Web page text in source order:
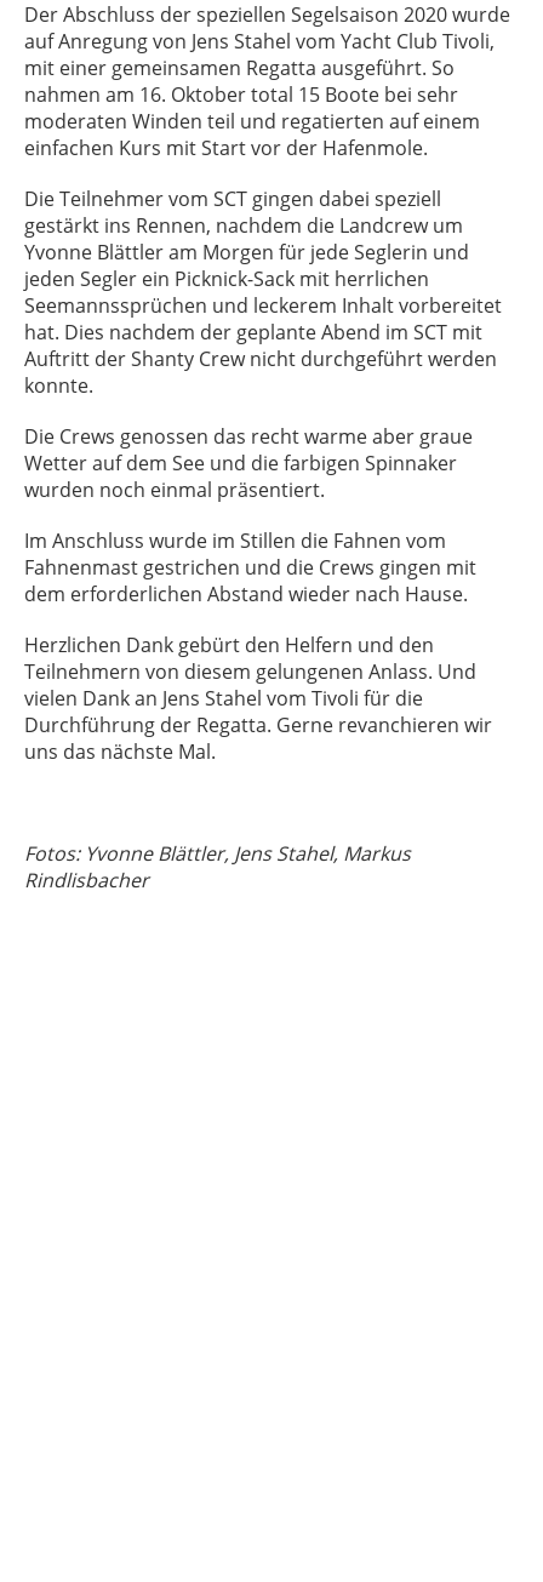
Der Abschluss der speziellen Segelsaison 2020 wurde
auf Anregung von Jens Stahel vom Yacht Club Tivoli,
mit einer gemeinsamen Regatta ausgeführt. So
nahmen am 16. Oktober total 15 Boote bei sehr
moderaten Winden teil und regatierten auf einem
einfachen Kurs mit Start vor der Hafenmole.
Die Teilnehmer vom SCT gingen dabei speziell
gestärkt ins Rennen, nachdem die Landcrew um
Yvonne Blättler am Morgen für jede Seglerin und
jeden Segler ein Picknick-Sack mit herrlichen
Seemannssprüchen und leckerem Inhalt vorbereitet
hat. Dies nachdem der geplante Abend im SCT mit
Auftritt der Shanty Crew nicht durchgeführt werden
konnte.
Die Crews genossen das recht warme aber graue
Wetter auf dem See und die farbigen Spinnaker
wurden noch einmal präsentiert.
Im Anschluss wurde im Stillen die Fahnen vom
Fahnenmast gestrichen und die Crews gingen mit
dem erforderlichen Abstand wieder nach Hause.
Herzlichen Dank gebürt den Helfern und den
Teilnehmern von diesem gelungenen Anlass. Und
vielen Dank an Jens Stahel vom Tivoli für die
Durchführung der Regatta. Gerne revanchieren wir
uns das nächste Mal.
Fotos: Yvonne Blättler, Jens Stahel, Markus
Rindlisbacher